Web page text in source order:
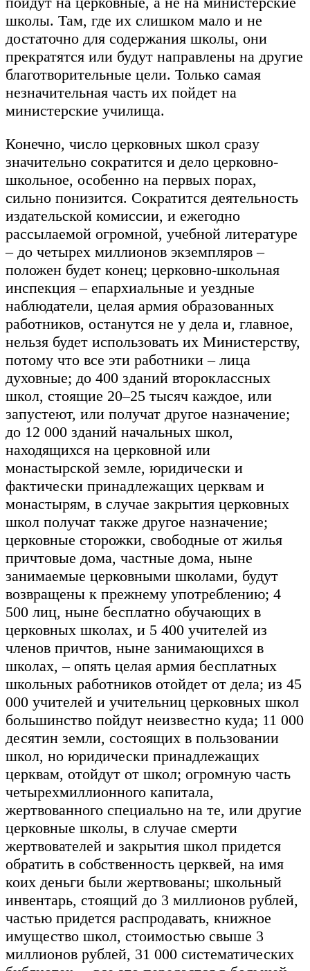
школы. Там, где их слишком мало и не
достаточно для содержания школы, они
прекратятся или будут направлены на другие
благотворительные цели. Только самая
незначительная часть их пойдет на
министерские училища.
Конечно, число церковных школ сразу
значительно сократится и дело церковно-
школьное, особенно на первых порах,
сильно понизится. Сократится деятельность
издательской комиссии, и ежегодно
рассылаемой огромной, учебной литературе
– до четырех миллионов экземпляров –
положен будет конец; церковно-школьная
инспекция – епархиальные и уездные
наблюдатели, целая армия образованных
работников, останутся не у дела и, главное,
нельзя будет использовать их Министерству,
потому что все эти работники – лица
духовные; до 400 зданий второклассных
школ, стоящие 20–25 тысяч каждое, или
запустеют, или получат другое назначение;
до 12 000 зданий начальных школ,
находящихся на церковной или
монастырской земле, юридически и
фактически принадлежащих церквам и
монастырям, в случае закрытия церковных
школ получат также другое назначение;
церковные сторожки, свободные от жилья
причтовые дома, частные дома, ныне
занимаемые церковными школами, будут
возвращены к прежнему употреблению; 4
500 лиц, ныне бесплатно обучающих в
церковных школах, и 5 400 учителей из
членов причтов, ныне занимающихся в
школах, – опять целая армия бесплатных
школьных работников отойдет от дела; из 45
000 учителей и учительниц церковных школ
большинство пойдут неизвестно куда; 11 000
десятин земли, состоящих в пользовании
школ, но юридически принадлежащих
церквам, отойдут от школ; огромную часть
четырехмиллионного капитала,
жертвованного специально на те, или другие
церковные школы, в случае смерти
жертвователей и закрытия школ придется
обратить в собственность церквей, на имя
коих деньги были жертвованы; школьный
инвентарь, стоящий до 3 миллионов рублей,
частью придется распродавать, книжное
имущество школ, стоимостью свыше 3
миллионов рублей, 31 000 систематических